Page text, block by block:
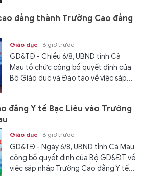
đẳng thành Trường Cao đẳng
Giáo dục 6 giờ trước
GD&TĐ - Chiều 6/8, UBND tỉnh Cà
Mau tổ chức công bố quyết định của
Bộ Giáo dục và Đào tạo về việc sáp...
đẳng Y tế Bạc Liêu vào Trường
Giáo dục 6 giờ trước
GD&TĐ - Ngày 6/8, UBND tỉnh Cà Mau
công bố quyết định của Bộ GD&ĐT về
việc sáp nhập Trường Cao đẳng Y tế...